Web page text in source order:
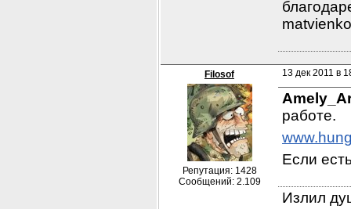
Filosof
Репутация: 1428
Сообщений: 2.109
13 дек 2011 в
работе.
Если
Излил